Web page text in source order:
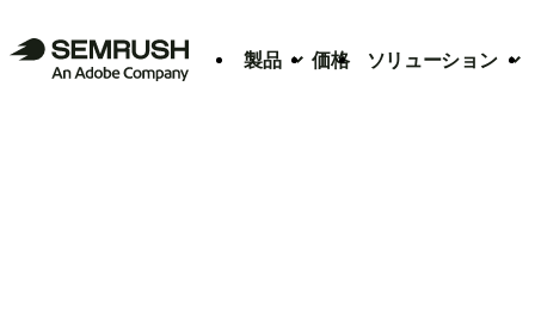
製品 価格 ソリューション